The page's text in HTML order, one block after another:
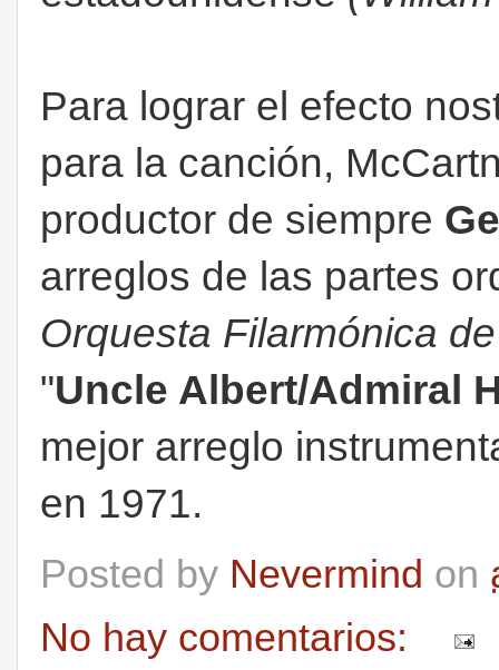
Para lograr el efecto
para la canción,
productor de siempre
arreglos de las partes
Orquesta Filarmónica
"Uncle Albert/Admiral
mejor arreglo
en 1971.
Posted by Nevermind on
No hay comentarios: